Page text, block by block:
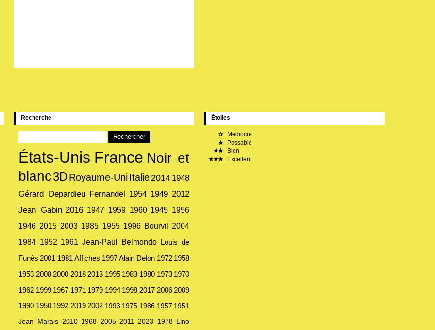
Recherche
États-Unis France Noir et
blanc3DRoyaume-Uni Italie 2014 1948
Gérard Depardieu Fernandel 1954 1949 2012
Jean Gabin 2016 1947 1959 1960 1945 1956
1946 2015 2003 1985 1955 1996 Bourvil
2004
1984 1952 1961 Jean-Paul Belmondo Louis de
Funès 2001 1981 Affiches 1997 Alain Delon 1972 1958
1953 2008 2000 2018 2013 1995 1983 1980 1973 1970
1962 1999 1967 1971 1979 1994 1998 2017 2006 2009
1990 1950 1992 2019 2002 1993 1975 1986 1957 1951
Jean Marais 2010 1968 2005 2011 2023 1978 Lino
Étoiles
Médiocre
Passable
Bien
Excellent